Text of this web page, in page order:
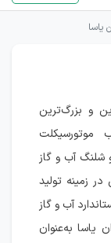
یاسا
قدیمی‌ترین و بزرگ‌ترین
موتورسیکلت
شلنگ آب و گاز
زمینه تولید
آب و گاز
یاسا به‌عنوان